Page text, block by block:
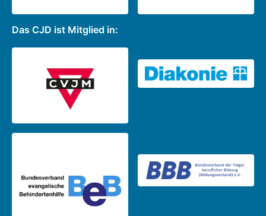
Das CJD ist Mitglied in: